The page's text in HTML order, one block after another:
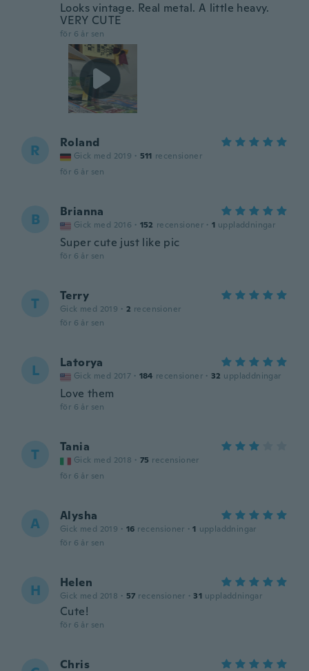
Looks vintage. Real metal. A little heavy.
VERY CUTE
för 6 år sen
R Roland
Gick med 2019 · 511 recensioner
för 6 år sen
B Brianna
Gick med 2016 · 152 recensioner · 1 uppladdningar
Super cute just like pic
för 6 år sen
T Terry
Gick med 2019 · 2 recensioner
för 6 år sen
L Latorya
Gick med 2017 · 184 recensioner · 32 uppladdningar
Love them
för 6 år sen
T Tania
Gick med 2018 · 75 recensioner
för 6 år sen
A Alysha
Gick med 2019 · 16 recensioner · 1 uppladdningar
för 6 år sen
H Helen
Gick med 2018 · 57 recensioner · 31 uppladdningar
Cute!
för 6 år sen
Chris